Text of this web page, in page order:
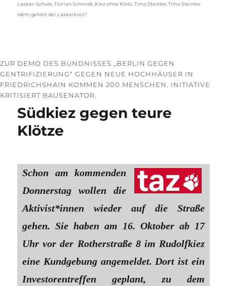
Lasker-Schule Florian Schmidt Kiez ohne Klotz ,Timo Steinke ,Timo Steinke
Wem gehört der Laskerkiez?
ZUR DEMO DES BÜNDNISSES „BERLIN GEGEN
GENTRIFIZIERUNG“ GEGEN NEUE HOCHHÄUSER IN
FRIEDRICHSHAIN KOMMEN 200 MENSCHEN. INITIATIVE
KRITISIERT BAUSENATOR.
Südkiez gegen teure
Klötze
Schon am kommenden
Donnerstag wollen die
Ak­ti­vis­t*in­nen wieder auf die Straße
gehen. Sie haben am 16. Oktober ab 17
Uhr vor der Rotherstraße 8 im Rudolfkiez
eine Kundgebung angemeldet. Dort ist ein
Investorentreffen geplant, zu dem